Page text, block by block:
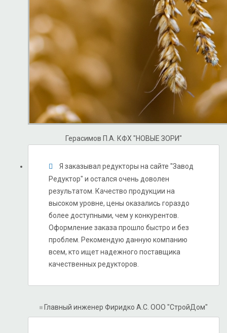
Герасимов П.А. КФХ "НОВЫЕ ЗОРИ"
Я заказывал редукторы на сайте "Завод
Редуктор" и остался очень доволен
результатом. Качество продукции на
высоком уровне, цены оказались гораздо
более доступными, чем у конкурентов.
Оформление заказа прошло быстро и без
проблем. Рекомендую данную компанию
всем, кто ищет надежного поставщика
качественных редукторов.
Главный инженер Фиридко А.С. ООО "СтройДом"